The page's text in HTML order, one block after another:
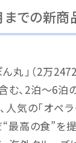
までの新商
丸」（2万
む、2泊～6泊
人気の「オペ
最高の食”を提